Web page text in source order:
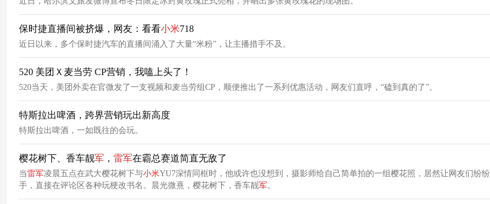
保时捷直播间被挤爆，网友：看看小米718
近日以来，多个保时捷汽车的直播间涌入了大量“米粉”，让主播措手不及。
520 美团Ｘ麦当劳 CP营销，我嗑上头了！
520当天，美团外卖在官微发了一支视频和麦当劳组CP，顺便推出了一系列优惠活动，网友们直呼，“磕到真的了”。
特斯拉出啤酒，跨界营销玩出新高度
特斯拉出啤酒，一如既往的会玩。
樱花树下、香车靓军 ， 雷军在霸总赛道简直无敌了
当雷军凌晨五点在武大樱花树下与小米YU7深情同框时，他或许也没想到，摄影师给自己简单拍的一组樱花照，居然让网友们纷
手，直接在评论区各种玩梗改书名。晨光微熹，樱花树下，香车靓军。